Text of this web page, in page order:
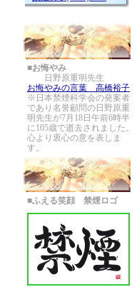
■お悔やみ
日野原重明先生
お悔やみの言葉 高橋裕子
※日本禁煙科学会の発案者
であり名誉顧問の日野原重
明先生が7月18日午前6時半
に105歳で逝去されました。
心より衷心の意を表しま
す。
■ふえる笑顔 禁煙ロゴ